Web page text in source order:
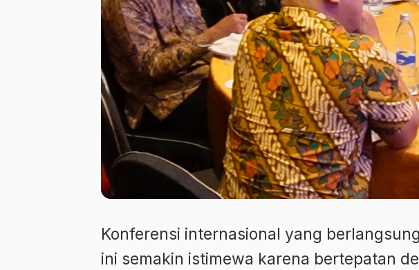
Konferensi internasional yang
ini semakin istimewa karena bertepatan